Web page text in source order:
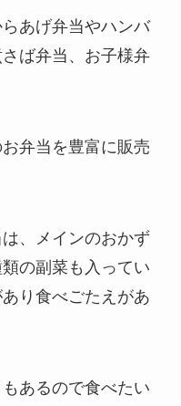
あげ弁当やハンバ
ば弁当、お子様弁
弁当を豊富に販売
、メインのおかず
の副菜も入ってい
り食べごたえがあ
あるので食べたい